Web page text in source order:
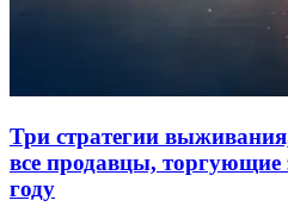
Три стратегии
все продавцы, торгующие
году